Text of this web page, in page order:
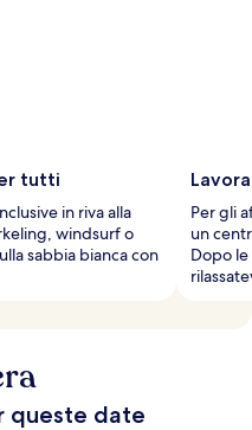
tutti
in riva alla
windsurf o
sabbia bianca con
Per gli
un
Dopo
queste date